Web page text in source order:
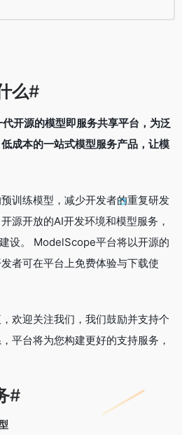
么#
开源的模型即服务共享平台，为泛
成本的一站式模型服务产品，让模
训练模型，减少开发者的重复研发
源开放的AI开发环境和模型服务，
设。 ModelScope平台将以开源的
者可在平台上免费体验与下载使
欢迎关注我们，我们鼓励并支持个
平台将为您构建更好的支持服务，
#